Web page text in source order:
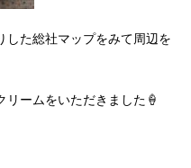
した総社マップをみて周辺を
ームをいただきました🍦